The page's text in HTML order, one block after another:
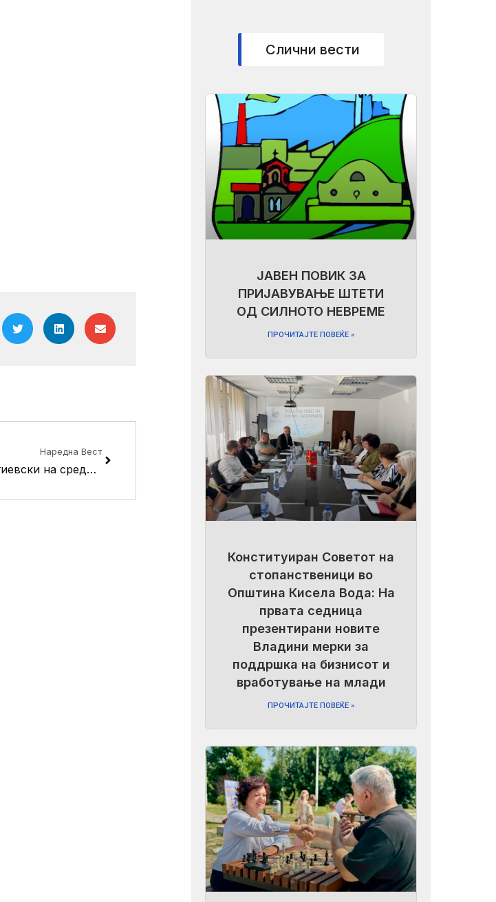
Наредна Вест
Градоначалникот Ѓорѓиевски на средба со в.д. амбасадорот на Сојузна Република Германија Ото Граф
Слични вести
ЈАВЕН ПОВИК ЗА
ПРИЈАВУВАЊЕ ШТЕТИ
ОД СИЛНОТО НЕВРЕМЕ
ПРОЧИТАЈТЕ ПОВЕЌЕ »
Конституиран Советот на
стопанственици во
Општина Кисела Вода: На
првата седница
презентирани новите
Владини мерки за
поддршка на бизнисот и
вработување на млади
ПРОЧИТАЈТЕ ПОВЕЌЕ »